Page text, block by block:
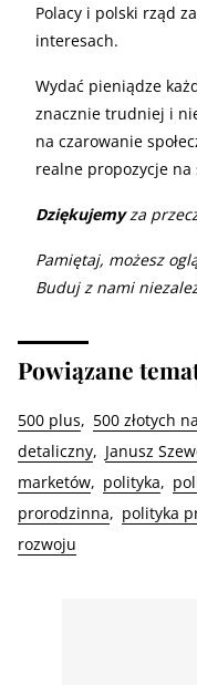
Polacy i polski rząd
interesach.
Wydać pieniądze
znacznie trudniej i
na czarowanie
realne propozycje na
Dziękujemyza
Pamiętaj, możesz
Buduj z nami
Powiązane
500 plus 500 złotych
detaliczny
Janusz
marketów
polityka
prorodzinna
polityka
rozwoju